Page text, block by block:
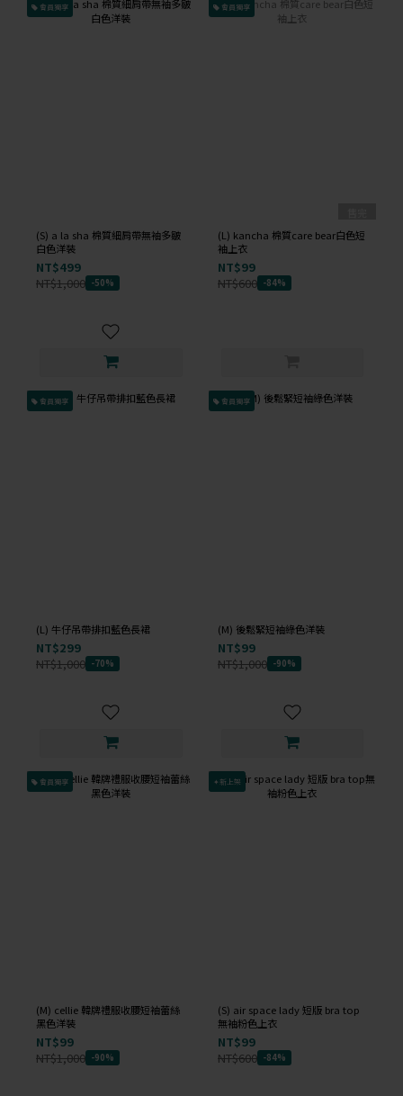
會員獨享
(S) a la sha 棉質細肩帶無袖多皺
白色洋裝
NT$499
NT$1,000 -50%
會員獨享
(L) kancha 棉質care bear白色短
袖上衣
NT$99
NT$600 -84%
會員獨享
(L) 牛仔吊帶排扣藍色長裙
NT$299
NT$1,000 -70%
會員獨享
(M) 後鬆緊短袖綠色洋裝
NT$99
NT$1,000 -90%
會員獨享
(M) cellie 韓牌禮服收腰短袖蕾絲
黑色洋裝
NT$99
NT$1,000 -90%
✦新上架
(S) air space lady 短版 bra top
無袖粉色上衣
NT$99
NT$600 -84%